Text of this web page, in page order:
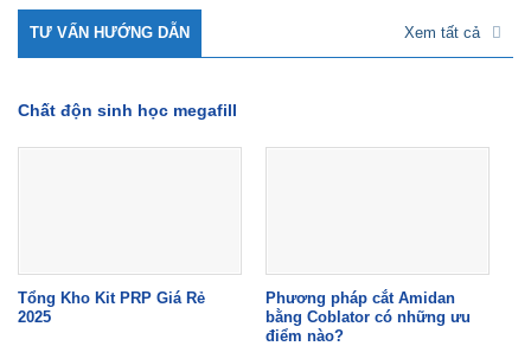
TƯ VẤN HƯỚNG DẪN Xem tất cả
Chất độn sinh học megafill
Tổng Kho Kit PRP Giá Rẻ
2025
Phương pháp cắt Amidan
bằng Coblator có những ưu
điểm nào?